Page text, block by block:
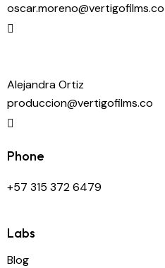
oscar.moreno@vertigofilms.co
Alejandra Ortiz
produccion@vertigofilms.co
Phone
+57 315 372 6479
Labs
Blog